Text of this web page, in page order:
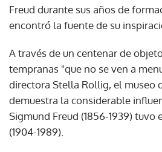
Freud durante sus años de
encontró la fuente de su
A través de un centenar de
tempranas "que no se ven a
directora Stella Rollig, el museo
demuestra la considerable
Sigmund Freud (1856-1939) tuvo
(1904-1989).